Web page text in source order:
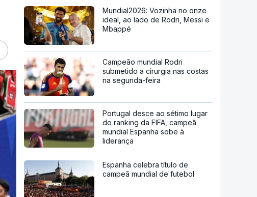
Mundial2026: Vozinha no onze
ideal, ao lado de Rodri, Messi e
Mbappé
Campeão mundial Rodri
submetido a cirurgia nas costas
na segunda-feira
Portugal desce ao sétimo lugar
do ranking da FIFA, campeã
mundial Espanha sobe à
liderança
Espanha celebra título de
campeã mundial de futebol